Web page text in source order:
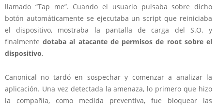
llamado “Tap me”. Cuando el usuario pulsaba sobre dicho
botón automáticamente se ejecutaba un script que reiniciaba
el dispositivo, mostraba la pantalla de carga del S.O. y
finalmentedotaba al atacante de permisos de root sobre el
dispositivo.
Canonical no tardó en sospechar y comenzar a analizar la
aplicación. Una vez detectada la amenaza, lo primero que hizo
la compañía, como medida preventiva, fue bloquear las